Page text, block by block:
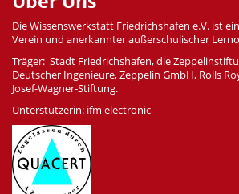
Die Wissenswerkstatt Friedrichshafen e.V. ist
Verein und anerkannter außerschulischer
Träger: Stadt Friedrichshafen, die
Deutscher Ingenieure, Zeppelin GmbH, Rolls
Josef-Wagner-Stiftung.
Unterstützerin: ifm electronic